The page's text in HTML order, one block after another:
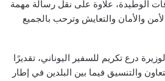
الوطيدة، علاوة على نقل رسالة مهمة
والأمان والتعايش وترحب بالجميع
درع تكريم للسفير اليوناني، تقديرًا
والتنسيق فيما بين البلدين في إطار